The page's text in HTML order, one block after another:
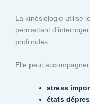
La kinésiologie utilise le
permettant
profondes.
Elle peut
stress
états